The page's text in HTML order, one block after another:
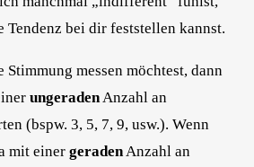
Tendenz bei dir feststellen kannst.
Stimmung messen möchtest, dann
ungeradenAnzahl an
(bspw. 3, 5, 7, 9, usw.). Wenn
mit einer geradenAnzahl an